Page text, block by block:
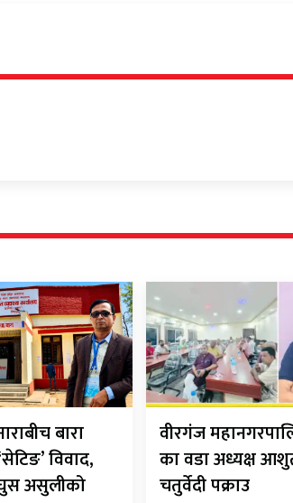
बारा
विवाद,
असुलीको
वीरगंज
का वडा अध्यक्ष
चतुर्वेदी पक्राउ